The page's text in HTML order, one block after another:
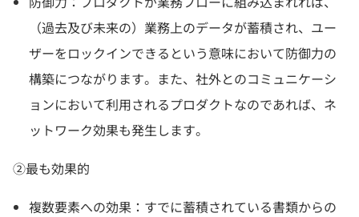
（過去及び未来の）業務上のデータが蓄積され、ユー
ザーをロックインできるという意味において防御力の
構築につながります。また、社外とのコミュニケーシ
ョンにおいて利用されるプロダクトなのであれば、ネ
ットワーク効果も発生します。
②最も効果的
複数要素への効果：すでに蓄積されている書類からの